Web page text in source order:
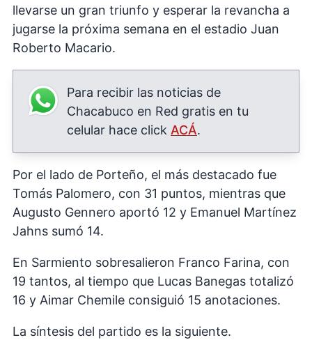
llevarse un gran triunfo y esperar la revancha a
jugarse la próxima semana en el estadio Juan
Roberto Macario.
Para recibir las noticias de
Chacabuco en Red gratis en tu
celular hace click ACÁ.
Por el lado de Porteño, el más destacado fue
Tomás Palomero, con 31 puntos, mientras que
Augusto Gennero aportó 12 y Emanuel Martínez
Jahns sumó 14.
En Sarmiento sobresalieron Franco Farina, con
19 tantos, al tiempo que Lucas Banegas totalizó
16 y Aimar Chemile consiguió 15 anotaciones.
La síntesis del partido es la siguiente.